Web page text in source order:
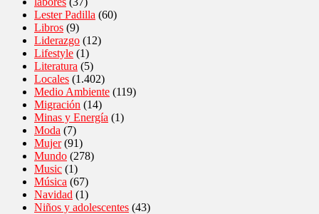
Lester Padilla (60)
Libros (9)
Liderazgo (12)
Lifestyle (1)
Literatura (5)
Locales (1.402)
Medio Ambiente (119)
Migración (14)
Minas y Energía (1)
Moda (7)
Mujer(91)
Mundo (278)
Music (1)
Música (67)
Navidad (1)
Niños y adolescentes (43)